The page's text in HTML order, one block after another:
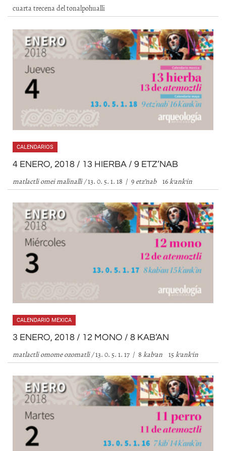
cuarta trecena del tonalpohualli
CALENDARIOS
4 ENERO, 2018 / 13 HIERBA / 9 ETZ’NAB
matlactli omei malinalli /13. 0. 5. 1. 18 / 9 etz’nab 16k’ank’in
CALENDARIO MEXICA
3 ENERO, 2018 / 12 MONO / 8 KAB’AN
matlactli omome ozomatli /13. 0. 5. 1. 17 / 8 kab’an 15k’ank’in